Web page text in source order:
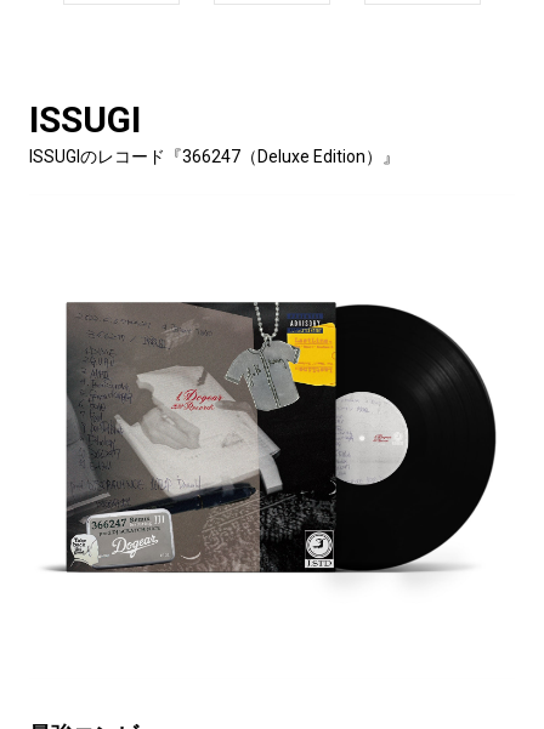
ISSUGI
ISSUGIのレコード『366247（Deluxe Edition）』